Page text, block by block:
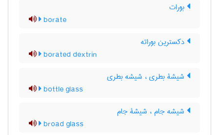
بورات
borate
دکسترین بوراته
borated dextrin
شیشۀ بطری ، شیشه بطری
bottle glass
شیشه جام ، شیشۀ جام
broad glass